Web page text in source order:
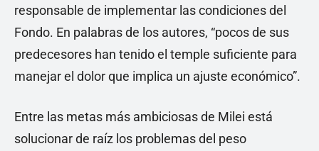
responsable de implementar las condiciones del
Fondo. En palabras de los autores, “pocos de sus
predecesores han tenido el temple suficiente para
manejar el dolor que implica un ajuste económico”.
Entre las metas más ambiciosas de Milei está
solucionar de raíz los problemas del peso